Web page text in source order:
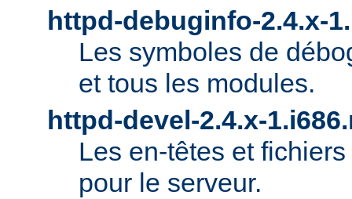
httpd-debuginfo-2.4.x-
Les symboles de
et tous les modules.
httpd-devel-2.4.x-
Les en-têtes et
pour le serveur.